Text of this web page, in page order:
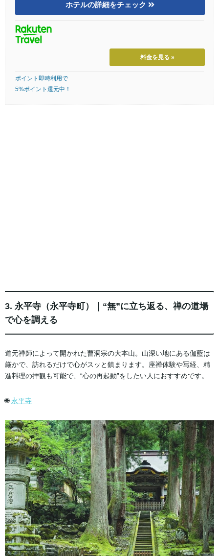
ホテルの詳細をチェック
料金を見る »
ポイント即時利用で
5%ポイント還元中！
3. 永平寺（永平寺町）｜“無”に立ち返る、禅の道場
で心を調える
道元禅師によって開かれた曹洞宗の大本山。山深い地にある伽藍は
厳かで、訪れるだけで心がスッと鎮まります。座禅体験や写経、精
進料理の拝観も可能で、“心の再起動”をしたい人におすすめです。
🌐 永平寺